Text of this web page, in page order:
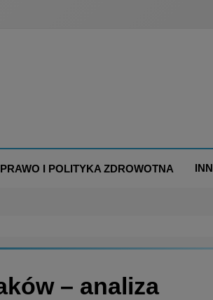
PRAWO I POLITYKA ZDROWOTNA
– analiza